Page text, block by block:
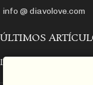
info @ diavolove.com
ÚLTIMOS
LA CONEXIÓN Y EL